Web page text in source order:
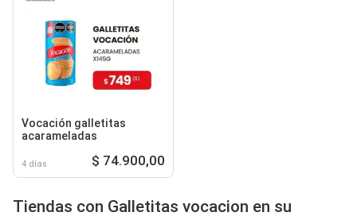
Vocación galletitas
acarameladas
4 días $ 74.900,00
Tiendas con Galletitas vocacion en su